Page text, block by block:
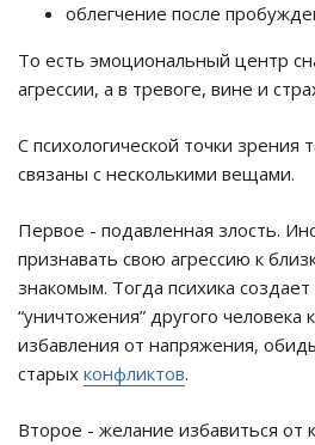
облегчение после
То есть эмоциональный центр
агрессии, а в тревоге, вине и
С психологической точки зрения
связаны с несколькими вещами.
Первое - подавленная злость.
признавать свою агрессию к
знакомым. Тогда психика
“уничтожения” другого человека
избавления от напряжения,
старых конфликтов.
Второе - желание избавиться от